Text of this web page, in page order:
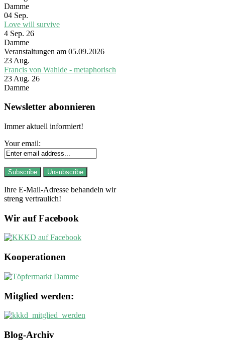
Damme
04 Sep.
Love will survive
4 Sep. 26
Damme
Veranstaltungen am 05.09.2026
23 Aug.
Francis von Wahlde - metaphorisch
23 Aug. 26
Damme
Newsletter abonnieren
Immer aktuell informiert!
Your email:
Ihre E-Mail-Adresse behandeln wir
streng vertraulich!
Wir auf Facebook
Kooperationen
Mitglied werden:
Blog-Archiv